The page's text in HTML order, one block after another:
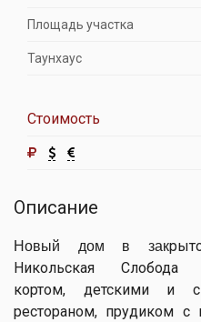
Площадь участка
Таунхаус
Стоимость
Описание
Новый дом в зак
Никольская
кортом, детскими и
рестораном, прудиком с